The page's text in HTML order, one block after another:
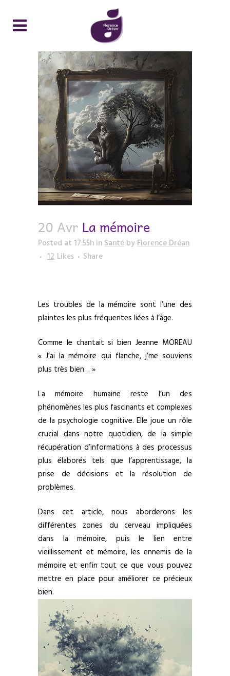
20 Avr La mémoire
Posted at 17:55h in Santé by Florence Dréan
12 Likes Share
Les troubles de la mémoire sont l’une des
plaintes les plus fréquentes liées à l’âge.
Comme le chantait si bien Jeanne MOREAU
« J’ai la mémoire qui flanche, j’me souviens
plus très bien… »
La mémoire humaine reste l’un des
phénomènes les plus fascinants et complexes
de la psychologie cognitive. Elle joue un rôle
crucial dans notre quotidien, de la simple
récupération d’informations à des processus
plus élaborés tels que l’apprentissage, la
prise de décisions et la résolution de
problèmes.
Dans cet article, nous aborderons les
différentes zones du cerveau impliquées
dans la mémoire, puis le lien entre
vieillissement et mémoire, les ennemis de la
mémoire et enfin tout ce que vous pouvez
mettre en place pour améliorer ce précieux
bien.